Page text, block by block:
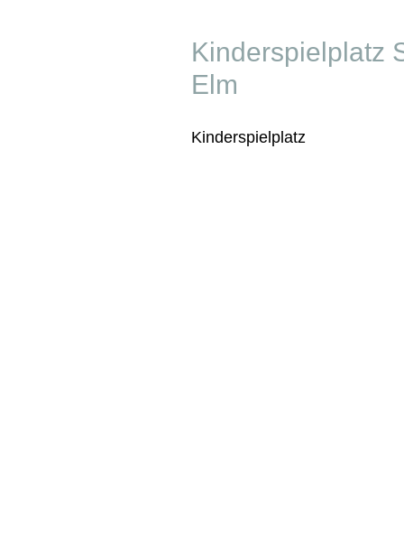
Kinderspielplatz
Elm
Kinderspielplatz